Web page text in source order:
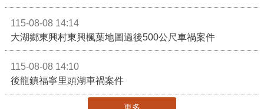
115-08-08 14:14
大湖鄉東興村東興楓葉地圖過後500公尺車禍案件
115-08-08 14:10
後龍鎮福寧里頭湖車禍案件